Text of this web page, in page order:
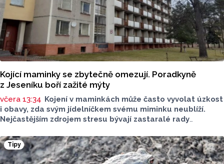
Kojící maminky se zbytečně omezují. Poradkyně
z Jeseníku boří zažité mýty
včera 13:34 Kojení v maminkách může často vyvolat úzkost
i obavy, zda svým jídelníčkem svému miminku neublíží.
Nejčastějším zdrojem stresu bývají zastaralé rady
se nadýmavým potravinám nebo preventivnímu vyřazování
alergenů. Mýty o stravě při kojení boří laktační poradkyně
z Jeseníku.
Tipy